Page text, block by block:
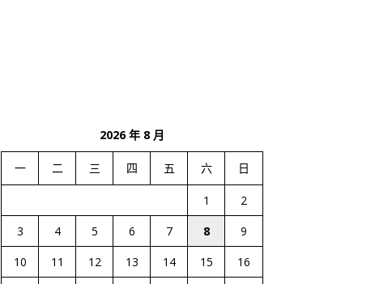
2026 年 8 月
一 二 三 四 五 六 日
1
2
3
4 5 6 7 8
9
10
11 12 13 14 15
16